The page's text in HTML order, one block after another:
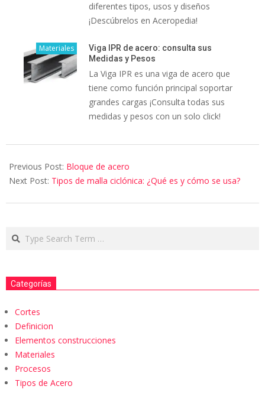
diferentes tipos, usos y diseños
¡Descúbrelos en Aceropedia!
Materiales
Viga IPR de acero: consulta sus
Medidas y Pesos
La Viga IPR es una viga de acero que
tiene como función principal soportar
grandes cargas ¡Consulta todas sus
medidas y pesos con un solo click!
Previous Post: Bloque de acero
Next Post: Tipos de malla ciclónica: ¿Qué es y cómo se usa?
Categorías
Cortes
Definicion
Elementos construcciones
Materiales
Procesos
Tipos de Acero